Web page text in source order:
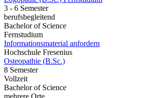
3 - 6 Semester
berufsbegleitend
Bachelor of Science
Fernstudium
Informationsmaterial anfordern
Hochschule Fresenius
Osteopathie (B.Sc.)
8 Semester
Vollzeit
Bachelor of Science
mehrere Orte